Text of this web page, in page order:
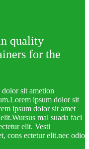
quality
for the
sit ametion
ipsum dolor sit
ipsum dolor sit amet
mal suada faci
elit. Vesti
cons ectetur elit.nec odio